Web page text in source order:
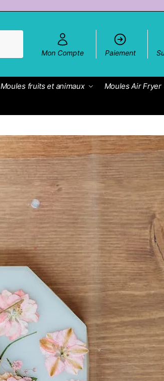
Mon Compte
Paiement
Moules fruits et animaux Moules Air Fryer